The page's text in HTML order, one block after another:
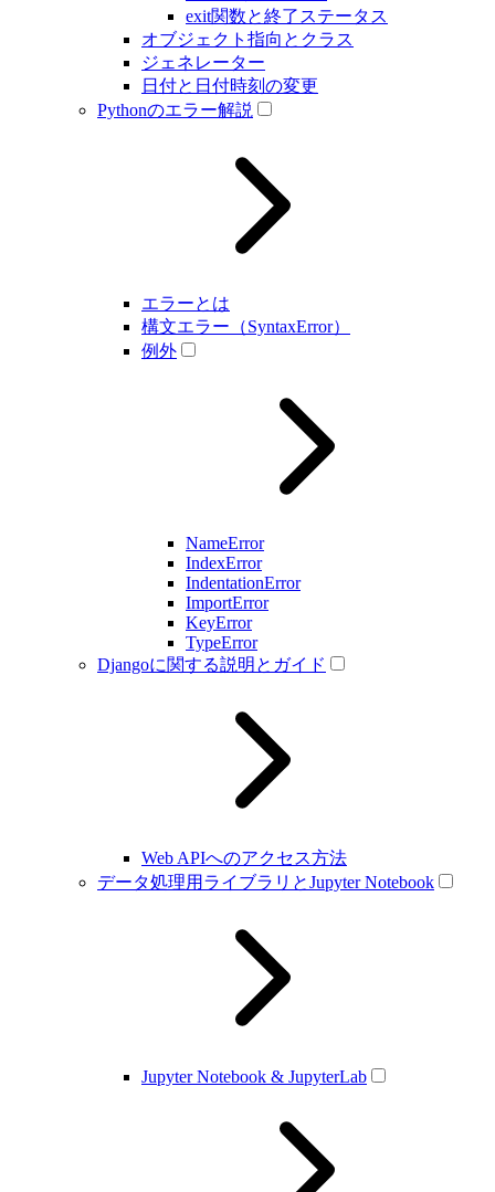
exit関数と終了ステータス
オブジェクト指向とクラス
ジェネレーター
日付と日付時刻の変更
Pythonのエラー解説
エラーとは
構文エラー（SyntaxError）
例外
NameError
IndexError
IndentationError
ImportError
KeyError
TypeError
Djangoに関する説明とガイド
Web APIへのアクセス方法
データ処理用ライブラリとJupyter Notebook
Jupyter Notebook & JupyterLab